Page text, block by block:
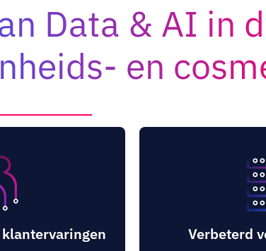
Data & AI in
en
Verbeterd